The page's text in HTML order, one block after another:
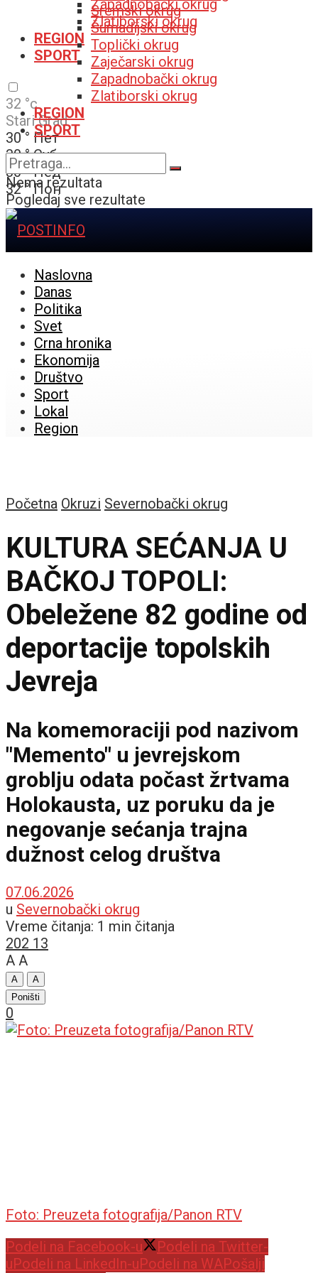
Zapadnobački okrug
Zlatiborski okrug
REGION
SPORT
32 °c
Stari Grad
30 ° Пет
30 ° Суб
30 ° Нед
32 ° Пон
Sremski okrug
Šumadijski okrug
Toplički okrug
Zaječarski okrug
Zapadnobački okrug
Zlatiborski okrug
REGION
SPORT
Nema rezultata
Pogledaj sve rezultate
Naslovna
Danas
Politika
Svet
Crna hronika
Ekonomija
Društvo
Sport
Lokal
Region
Početna Okruzi Severnobački okrug
KULTURA SEĆANJA U
BAČKOJ TOPOLI:
Obeležene 82 godine od
deportacije topolskih
Jevreja
Na komemoraciji pod nazivom
"Memento" u jevrejskom
groblju odata počast žrtvama
Holokausta, uz poruku da je
negovanje sećanja trajna
dužnost celog društva
07.06.2026
u Severnobački okrug
Vreme čitanja: 1 min čitanja
202 13
A A
A
A
Poništi
0
Foto: Preuzeta fotografija/Panon RTV
Podeli na Facebook-u
Podeli na Twitter-
u Podeli na LinkedIn-u Podeli na WAPošalji